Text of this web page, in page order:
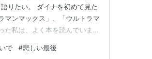
りたい。 ダイナを初めて見た
マンマックス」、「ウルトラマ
た私は、よく本を読んでいまし
が好き。 映像として見たの
で #悲しい最後